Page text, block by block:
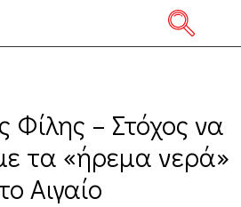
Φίλης – Στόχος να
τα «ήρεμα νερά»
Αιγαίο